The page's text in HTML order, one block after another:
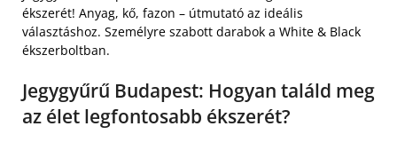
ékszerét! Anyag, kő, fazon – útmutató az ideális
választáshoz. Személyre szabott darabok a White & Black
ékszerboltban.
Jegygyűrű Budapest: Hogyan találd meg
az élet legfontosabb ékszerét?